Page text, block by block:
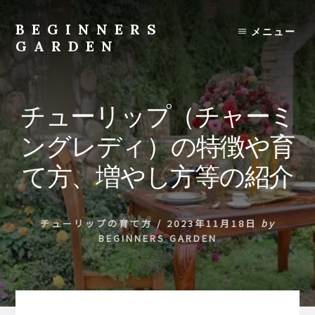
content
BEGINNERS
GARDEN
の
種
類
や
育
て
方
の
紹
介
を
行
メニュー
チューリップ（チャーミ
ングレディ）の特徴や育
て方、増やし方等の紹介
チューリップの育て方/ 2023年11月18日 by
BEGINNERS GARDEN